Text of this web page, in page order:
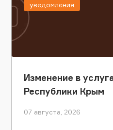
Изменение в
Республики Крым
07 августа, 2026
уведомления